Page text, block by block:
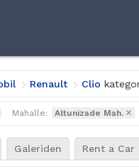
Renault Clio
Mahalle: Altunizade Mah.
Galeriden Rent a Car